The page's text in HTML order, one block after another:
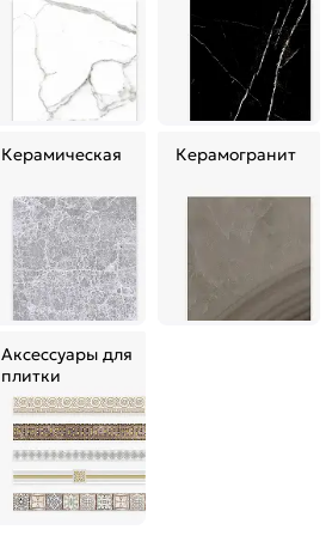
Керамическая Керамогранит
Аксессуары для
плитки